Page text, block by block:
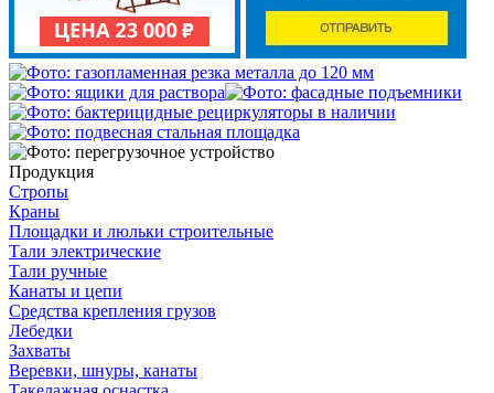
Продукция
Стропы
Краны
Площадки и люльки строительные
Тали электрические
Тали ручные
Канаты и цепи
Средства крепления грузов
Лебедки
Захваты
Веревки, шнуры, канаты